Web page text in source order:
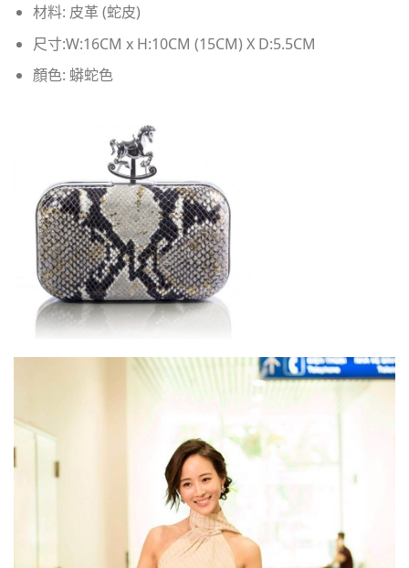
材料: 皮革 (蛇皮)
尺寸:W:16CM x H:10CM (15CM) X D:5.5CM​
顏色: 蟒蛇色